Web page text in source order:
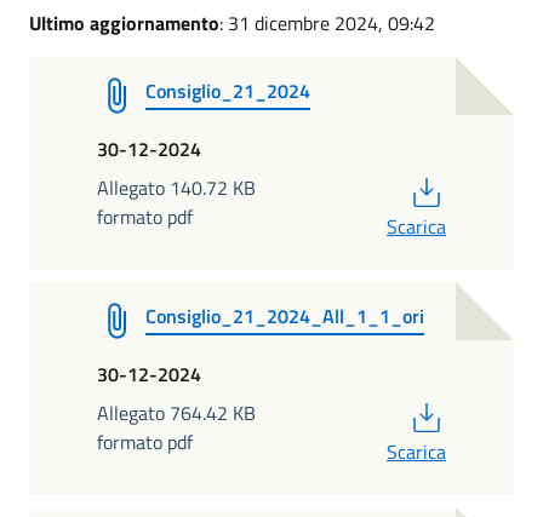
Ultimo aggiornamento: 31 dicembre 2024, 09:42
Consiglio_21_2024
30-12-2024
Allegato 140.72 KB
formato pdf
Scarica
Consiglio_21_2024_All_1_1_ori
30-12-2024
Allegato 764.42 KB
formato pdf
Scarica